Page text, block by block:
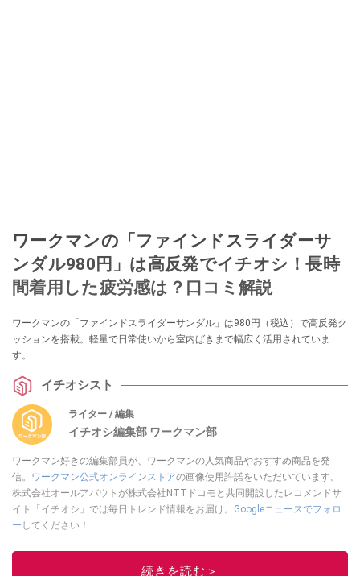
ワークマンの「ファインドスライダーサ
ンダル980円」は高反発でイチオシ！長時
間着用した疲労感は？口コミ解説
ワークマンの「ファインドスライダーサンダル」は980円（税込）で高反発ク
ッションを搭載。軽量で日常使いから室内ばきまで幅広く活用されていま
す。
イチオシスト
ライター / 編集
イチオシ編集部 ワークマン部
ワークマン好きの編集部員が、ワークマンの人気商品やおすすめ商品を発
信。 ワークマン公式オンラインストアの画像使用許諾をいただいています。
株式会社オールアバウトが株式会社NTTドコモと共同開設したレコメンドサ
イト「イチオシ」では毎日トレンド情報をお届け。 Googleニュースでフォロ
ー してください！
このイチオシストの他の記事を読む
続きを読む＞